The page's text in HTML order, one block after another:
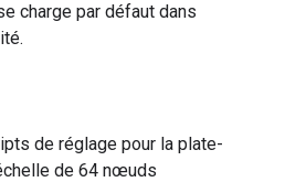
charge par défaut dans
de réglage pour la plate-
de 64 nœuds